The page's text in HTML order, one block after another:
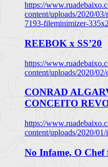
https://
content/uploads/2020/
7193-fileminimizer-
REEBOK x SS’20
https://
content/uploads/2020/
CONRAD
CONCEITO
https://
content/uploads/2020/
No Infame, O Chef